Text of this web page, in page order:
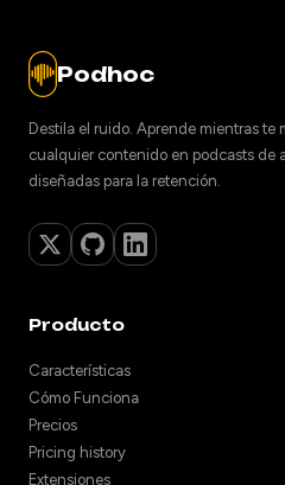
Podhoc
Destila el ruido. Aprende mientras te
cualquier contenido en podcasts de
diseñadas para la retención.
Producto
Características
Cómo Funciona
Precios
Pricing history
Extensiones